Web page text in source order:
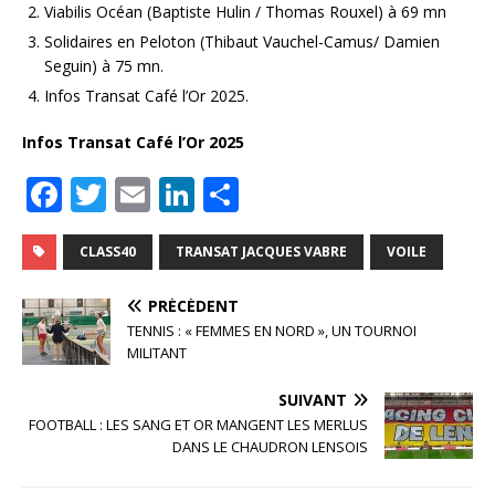
Viabilis Océan (Baptiste Hulin / Thomas Rouxel) à 69 mn
Solidaires en Peloton (Thibaut Vauchel-Camus/ Damien
Seguin) à 75 mn.
Infos Transat Café l’Or 2025.
Infos Transat Café l’Or 2025
F
a
c
e
b
o
k
T
w
it
te
r
E
m
ai
l
Li
n
k
e
dI
ar
ta
e
CLASS40 TRANSAT JACQUES VABRE VOILE
PRÉCÉDENT
TENNIS : « FEMMES EN NORD », UN TOURNOI
MILITANT
SUIVANT
FOOTBALL : LES SANG ET OR MANGENT LES MERLUS
DANS LE CHAUDRON LENSOIS